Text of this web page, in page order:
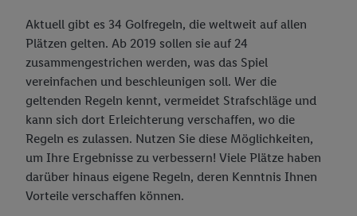
Kinderwagen-Ausstattung: Das ist wichtig
So wird das Wickeln unterwegs zum Kinderspiel
Golf: für Dummies
Golfen: So wird gezählt
Golf für Kinder: Mehr als nur Bewegung und frische Luft
Vorurteile adé: Darum ist Golf auch für Sie der richtige Sport -
Lidl.de
Golf: ABC (Golf Lexikon)
Das neue Energielabel
Aktuell gibt es 34 Golfregeln, die weltweit auf allen
Plätzen gelten. Ab 2019 sollen sie auf 24
zusammengestrichen werden, was das Spiel
vereinfachen und beschleunigen soll. Wer die
geltenden Regeln kennt, vermeidet Strafschläge und
kann sich dort Erleichterung verschaffen, wo die
Regeln es zulassen. Nutzen Sie diese Möglichkeiten,
um Ihre Ergebnisse zu verbessern! Viele Plätze haben
darüber hinaus eigene Regeln, deren Kenntnis Ihnen
Vorteile verschaffen können.